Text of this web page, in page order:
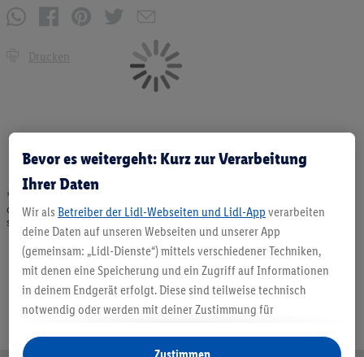
Drucken
* Angebote solange Vorrat. Abgabe nur in haushaltsüblichen Mengen. Verkauf
ohne Dekoration. Die hier beworbenen Produkte, vor allem NonFood-Produkte,
sind nicht alle dauerhaft im Sortiment. Abbildungen ähnlich.
Bevor es weitergeht: Kurz zur Verarbeitung
Ihrer Daten
Wir als Betreiber der Lidl-Webseiten und Lidl-App verarbeiten
deine Daten auf unseren Webseiten und unserer App
(gemeinsam: „Lidl-Dienste“) mittels verschiedener Techniken,
mit denen eine Speicherung und ein Zugriff auf Informationen
in deinem Endgerät erfolgt. Diese sind teilweise technisch
notwendig oder werden mit deiner Zustimmung für
personalisierte Werbung innerhalb und außerhalb der Lidl-